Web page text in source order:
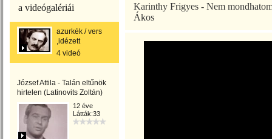
a videógalériái
azurkék / vers
,idézett
4 videó
József Attila - Talán eltűnök
hirtelen (Latinovits Zoltán)
12 éve
Látták:33
Karinthy Frigyes - Nem
Ákos